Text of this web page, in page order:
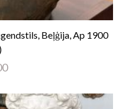
Beļģija, Ap 1900